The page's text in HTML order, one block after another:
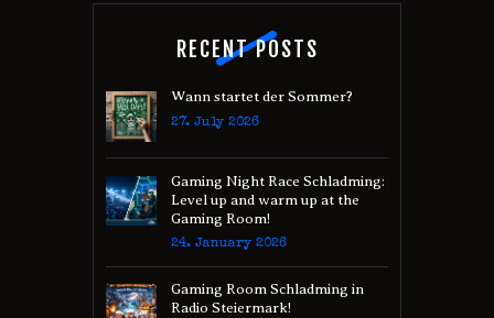
RECENT POSTS
Wann startet der Sommer?
27. July 2026
Gaming Night Race Schladming:
Level up and warm up at the
Gaming Room!
24. January 2026
Gaming Room Schladming in
Radio Steiermark!